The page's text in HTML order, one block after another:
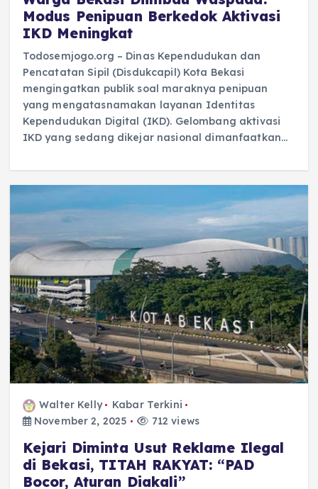
Modus Penipuan Berkedok Aktivasi
IKD Meningkat
Todosemjogo.org – Dinas Kependudukan dan
Pencatatan Sipil (Disdukcapil) Kota Bekasi
mengingatkan publik soal maraknya penipuan
yang mengatasnamakan layanan Identitas
Kependudukan Digital (IKD). Gelombang aktivasi
IKD yang sedang dikejar nasional dimanfaatkan…
Walter Kelly
Kabar Terkini
November 2, 2025
712 views
Kejari Diminta Usut Reklame Ilegal
di Bekasi, TITAH RAKYAT: “PAD
Bocor, Aturan Diakali”